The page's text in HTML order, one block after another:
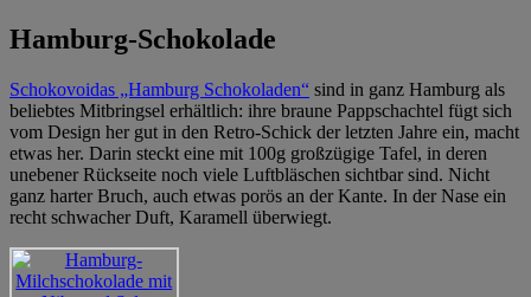
Hamburg-Schokolade
Schokovoidas „Hamburg Schokoladen“ sind in ganz Hamburg als
beliebtes Mitbringsel erhältlich: ihre braune Pappschachtel fügt sich
vom Design her gut in den Retro-Schick der letzten Jahre ein, macht
etwas her. Darin steckt eine mit 100g großzügige Tafel, in deren
unebener Rückseite noch viele Luftbläschen sichtbar sind. Nicht
ganz harter Bruch, auch etwas porös an der Kante. In der Nase ein
recht schwacher Duft, Karamell überwiegt.